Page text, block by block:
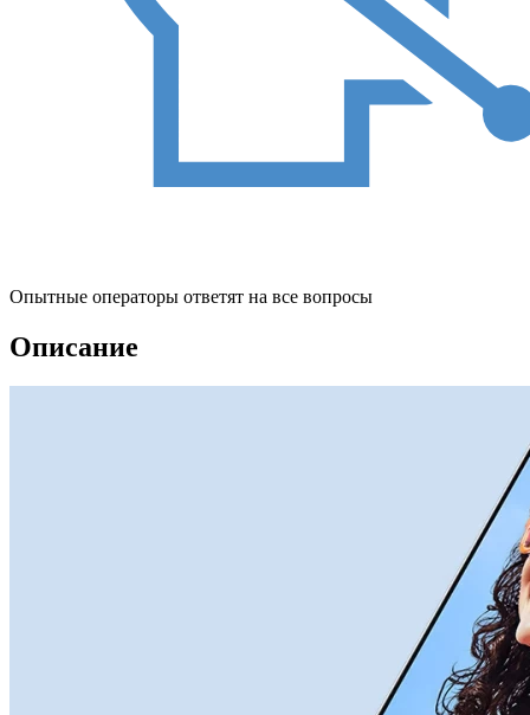
Опытные операторы ответят на все вопросы
Описание